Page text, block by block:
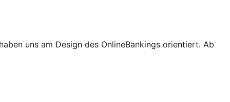
uns am Design des OnlineBankings orientiert. Ab